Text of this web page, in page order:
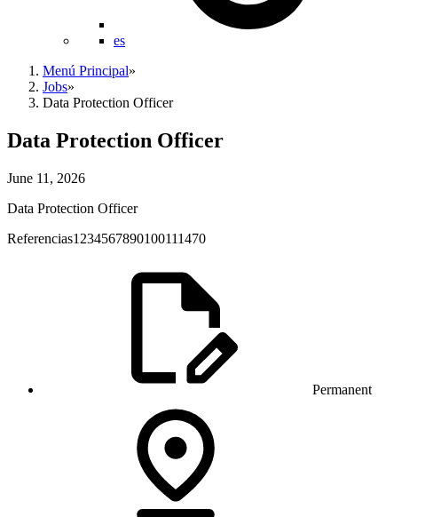
es
Menú Principal»
Jobs»
Data Protection Officer
Data Protection Officer
June 11, 2026
Data Protection Officer
Referencias1234567890100111470
Permanent